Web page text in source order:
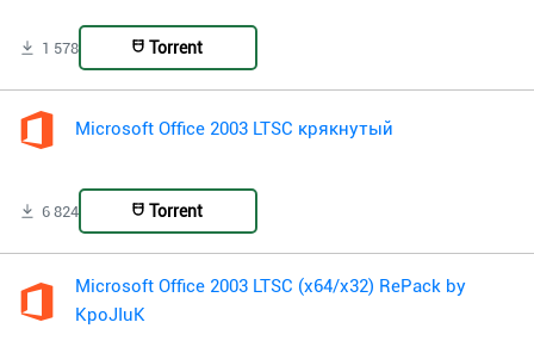
1 578 Torrent
Microsoft Office 2003 LTSC крякнутый
6 824 Torrent
Microsoft Office 2003 LTSC (x64/x32) RePack by
KpoJIuK